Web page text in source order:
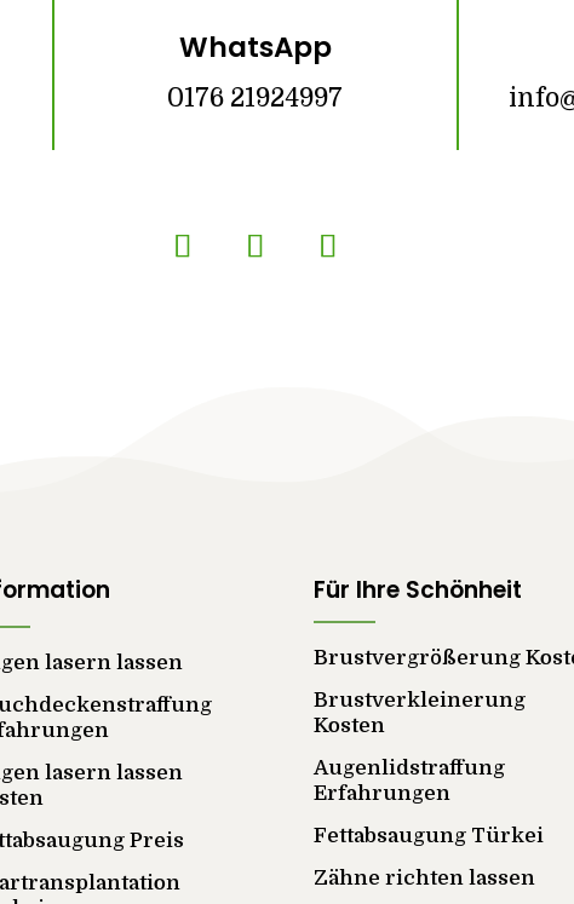
WhatsApp
0176 21924997
lasern lassen
lasern lassen
Preis
Für Ihre Schönheit
Brustvergrößerung
Brustverkleinerung
Kosten
Augenlidstraffung
Erfahrungen
Fettabsaugung Türkei
Zähne richten lassen